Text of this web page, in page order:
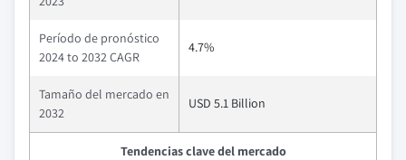
Período de pronóstico
2024 to 2032 CAGR
4.7%
Tamaño del mercado en
2032
USD 5.1 Billion
Tendencias clave del mercado